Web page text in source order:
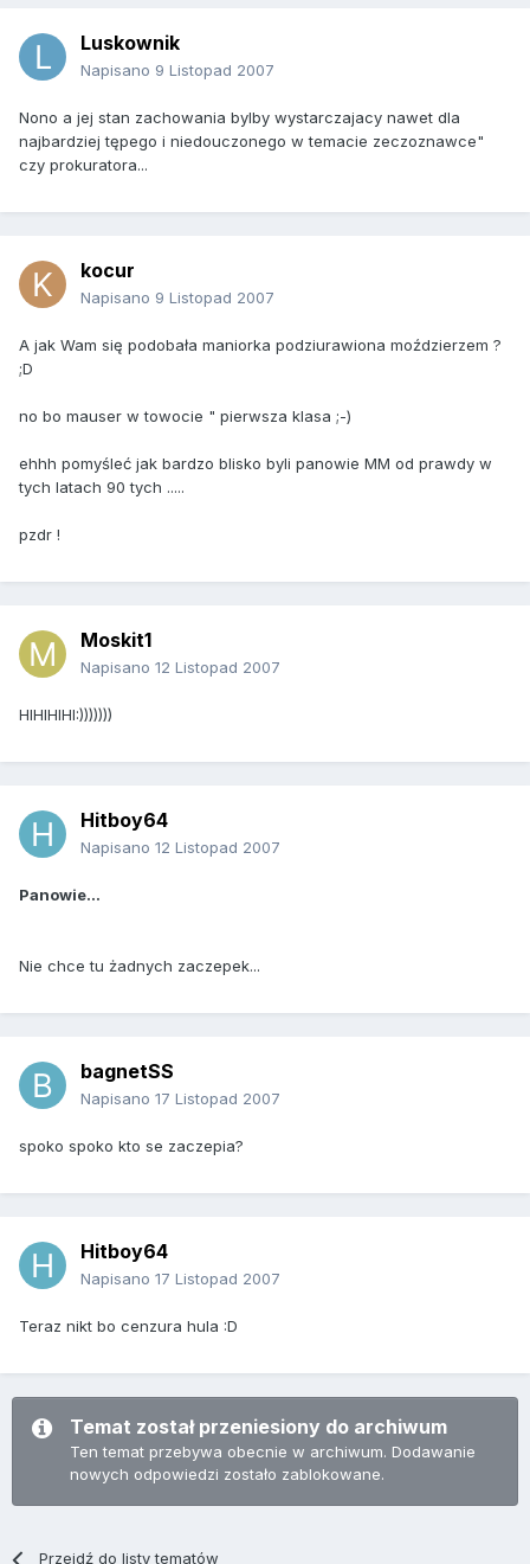
Luskownik
Napisano 9 Listopad 2007
Nono a jej stan zachowania bylby wystarczajacy nawet dla
najbardziej tępego i niedouczonego w temacie zeczoznawce"
czy prokuratora...
kocur
Napisano 9 Listopad 2007
A jak Wam się podobała maniorka podziurawiona moździerzem ?
;D
no bo mauser w towocie " pierwsza klasa ;-)
ehhh pomyśleć jak bardzo blisko byli panowie MM od prawdy w
tych latach 90 tych .....
pzdr !
Moskit1
Napisano 12 Listopad 2007
HIHIHIHI:)))))))
Hitboy64
Napisano 12 Listopad 2007
Panowie...
Nie chce tu żadnych zaczepek...
bagnetSS
Napisano 17 Listopad 2007
spoko spoko kto se zaczepia?
Hitboy64
Napisano 17 Listopad 2007
Teraz nikt bo cenzura hula :D
Temat został przeniesiony do archiwum
Ten temat przebywa obecnie w archiwum. Dodawanie
nowych odpowiedzi zostało zablokowane.
Przejdź do listy tematów